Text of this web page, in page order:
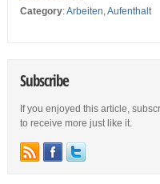
Category:Arbeiten,Aufenthalt
Subscribe
If you enjoyed this article,
to receive more just like it.